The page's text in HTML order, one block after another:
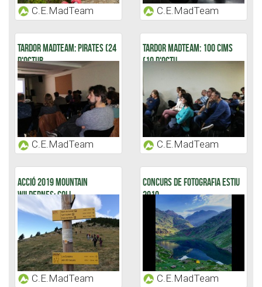
C.E.MadTeam C.E.MadTeam
TARDOR MADTEAM: PIRATES (24
D'OCTUB...
C.E.MadTeam
TARDOR MADTEAM: 100 CIMS
(10 D'OCTU...
C.E.MadTeam
ACCIÓ 2019 MOUNTAIN
WILDERNES: COLL...
C.E.MadTeam
CONCURS DE FOTOGRAFIA ESTIU
2019
C.E.MadTeam